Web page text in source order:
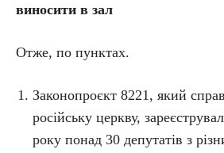
виносити в зал
Отже, по пунктах.
Законопроєкт 8221, який
російську церкву,
року понад 30 депутатів з